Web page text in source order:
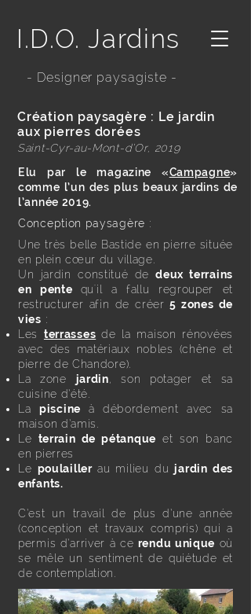
I.D.O. Jardins
- Designer paysagiste -
Création paysagère : Le jardin
aux pierres dorées
Saint-Cyr-au-Mont-d’Or, 2019
Elu par le magazine «Campagne»
comme l’un des plus beaux jardins de
l’année 2019.
Conception paysagère :
Une très belle Bastide en pierre située
en plein cœur du village.
Un jardin constitué dedeux terrains
en pente qu'il a fallu regrouper et
restructurer afin de créer 5 zones de
vies :
Les terrasses de la maison rénovées
avec des matériaux nobles (chêne et
pierre de Chandore).
La zone jardin, son potager et sa
cuisine d’été.
Lapiscine à débordement avec sa
maison d’amis.
Le terrain de pétanque et son banc
en pierres
Le poulailler au milieu dujardin des
enfants.
C’est un travail de plus d’une année
(conception et travaux compris) qui a
permis d’arriver à ce rendu unique où
se mêle un sentiment de quiétude et
de contemplation.